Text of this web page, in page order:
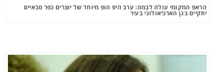
הראפ המקומי עולה לבמה: ערב היפ הופ מיוחד של יוצרים כפר סבאיים
יתקיים בגן הארכיאולוגי בעיר